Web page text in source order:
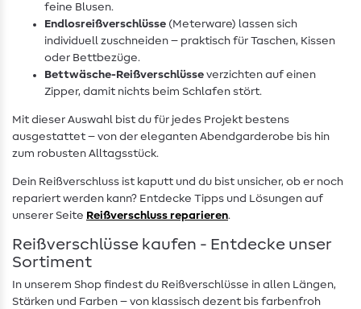
feine Blusen.
Endlosreißverschlüsse (Meterware) lassen sich
individuell zuschneiden – praktisch für Taschen, Kissen
oder Bettbezüge.
Bettwäsche-Reißverschlüsse verzichten auf einen
Zipper, damit nichts beim Schlafen stört.
Mit dieser Auswahl bist du für jedes Projekt bestens
ausgestattet – von der eleganten Abendgarderobe bis hin
zum robusten Alltagsstück.
Dein Reißverschluss ist kaputt und du bist unsicher, ob er noch
repariert werden kann? Entdecke Tipps und Lösungen auf
unserer Seite Reißverschluss reparieren.
Reißverschlüsse kaufen - Entdecke unser
Sortiment
In unserem Shop findest du Reißverschlüsse in allen Längen,
Stärken und Farben – von klassisch dezent bis farbenfroh